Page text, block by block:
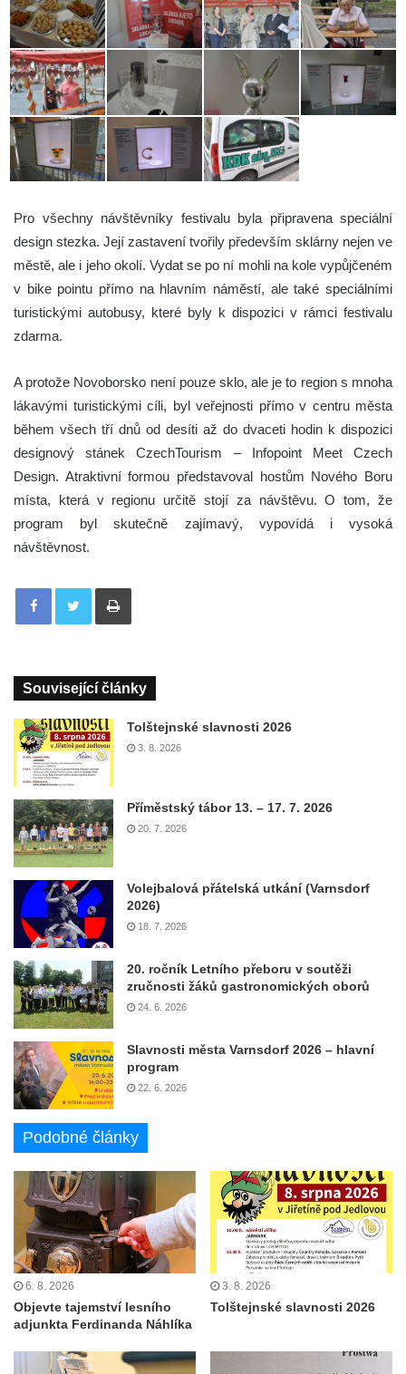
Pro všechny návštěvníky festivalu byla připravena speciální
design stezka. Její zastavení tvořily především sklárny nejen ve
městě, ale i jeho okolí. Vydat se po ní mohli na kole vypůjčeném
v bike pointu přímo na hlavním náměstí, ale také speciálními
turistickými autobusy, které byly k dispozici v rámci festivalu
zdarma.
A protože Novoborsko není pouze sklo, ale je to region s mnoha
lákavými turistickými cíli, byl veřejnosti přímo v centru města
během všech tří dnů od desíti až do dvaceti hodin k dispozici
designový stánek CzechTourism – Infopoint Meet Czech
Design. Atraktivní formou představoval hostům Nového Boru
místa, která v regionu určitě stojí za návštěvu. O tom, že
program byl skutečně zajímavý, vypovídá i vysoká
návštěvnost.
Tisknout
Související články
Tolštejnské slavnosti 2026
3. 8. 2026
Příměstský tábor 13. – 17. 7. 2026
20. 7. 2026
Volejbalová přátelská utkání (Varnsdorf
2026)
18. 7. 2026
20. ročník Letního přeboru v soutěži
zručnosti žáků gastronomických oborů
24. 6. 2026
Slavnosti města Varnsdorf 2026 – hlavní
program
22. 6. 2026
Podobné články
6. 8. 2026
Objevte tajemství lesního
adjunkta Ferdinanda Náhlíka
3. 8. 2026
Tolštejnské slavnosti 2026